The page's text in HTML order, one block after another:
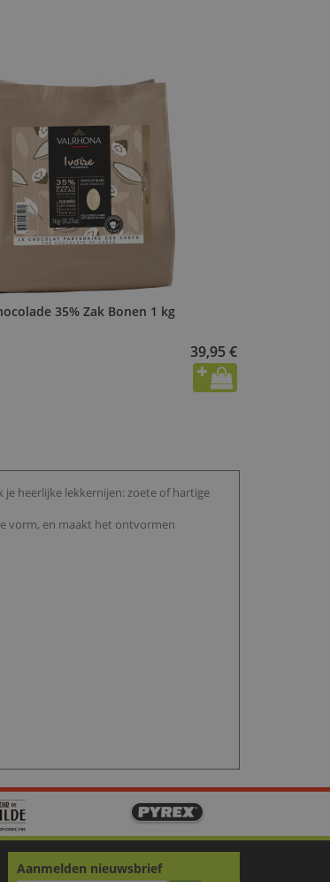
35% Zak Bonen 1 kg
39,95 €
je heerlijke lekkernijen: zoete of hartige
vorm, en maakt het ontvormen
Aanmelden nieuwsbrief